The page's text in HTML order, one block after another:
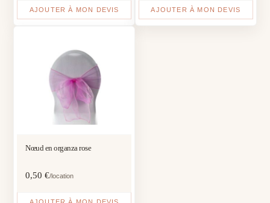
AJOUTER À MON DEVIS AJOUTER À MON DEVIS
Nœud en organza rose
0,50€/location